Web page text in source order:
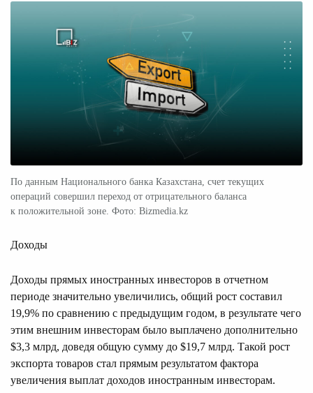
По данным Национального банка Казахстана, счет текущих
операций совершил переход от отрицательного баланса
к положительной зоне. Фото: Bizmedia.kz
Доходы
Доходы прямых иностранных инвесторов в отчетном
периоде значительно увеличились, общий рост составил
19,9% по сравнению с предыдущим годом, в результате чего
этим внешним инвесторам было выплачено дополнительно
$3,3 млрд, доведя общую сумму до $19,7 млрд. Такой рост
экспорта товаров стал прямым результатом фактора
увеличения выплат доходов иностранным инвесторам.